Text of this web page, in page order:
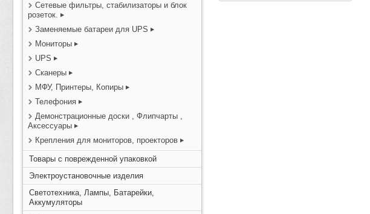
Сетевые фильтры, стабилизаторы и блок
розеток.
Заменяемые батареи для UPS
Мониторы
UPS
Сканеры
МФУ, Принтеры, Копиры
Телефония
Демонстрационные доски , Флипчарты ,
Аксессуары
Крепления для мониторов, проекторов
Товары с поврежденной упаковкой
Электроустановочные изделия
Светотехника, Лампы, Батарейки,
Аккумуляторы